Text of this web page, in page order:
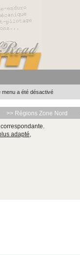
menu a été désactivé
>> Régions Zone Nord
adapté,